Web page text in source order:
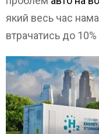
який весь час
втрачатись до